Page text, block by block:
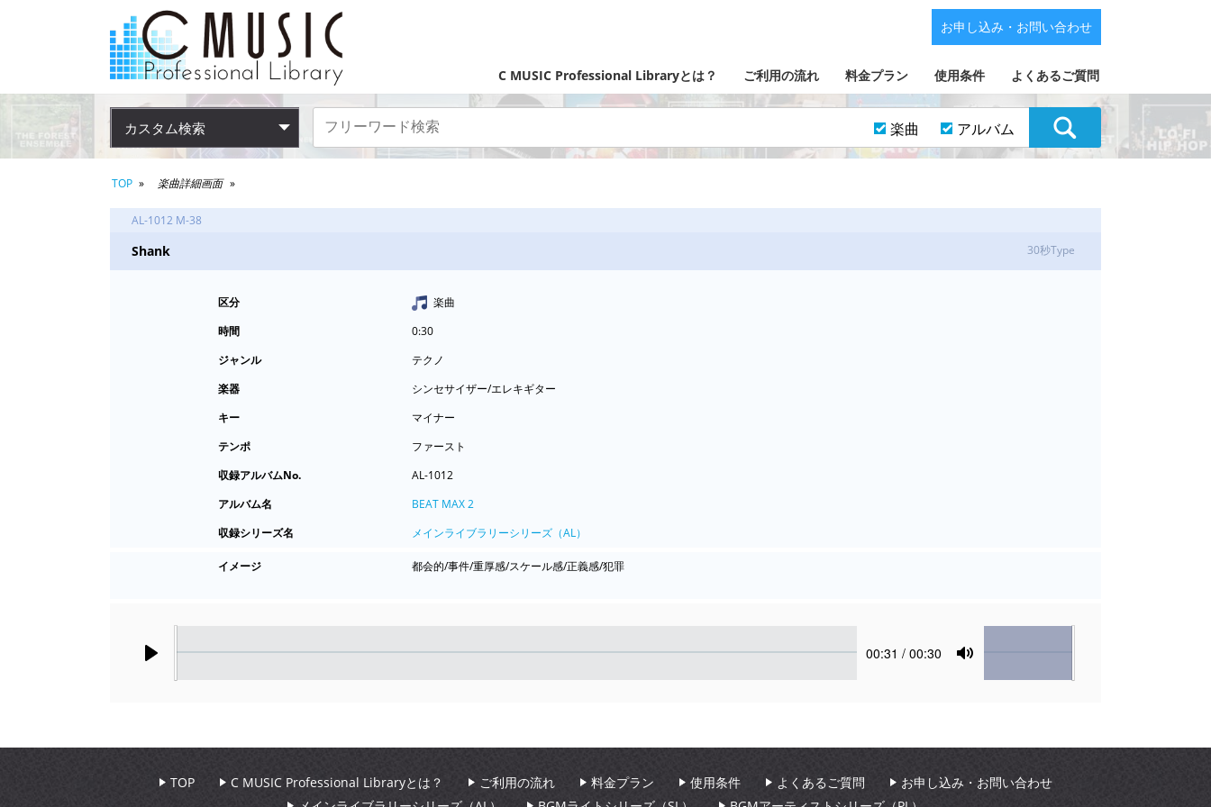
C MUSIC Professional Libraryとは？ ご利用の流れ 料金プラン 使用条件 よくあるご質問
お申し込み・お問い合わせ
カスタム検索 楽曲 アルバム
TOP 楽曲詳細画面
AL-1012 M-38
Shank 30秒Type
区分
楽曲
時間
0:30
ジャンル
テクノ
楽器
シンセサイザー/エレキギター
キー
マイナー
テンポ
ファースト
収録アルバムNo.
AL-1012
アルバム名
BEAT MAX 2
収録シリーズ名
メインライブラリーシリーズ（AL）
イメージ 都会的/事件/重厚感/スケール感/正義感/犯罪
Current
00:31 / 00:30
Mute
Volume
TOP C MUSIC Professional Libraryとは？ ご利用の流れ 料金プラン 使用条件 よくあるご質問
お申し込み・お問い合わせ